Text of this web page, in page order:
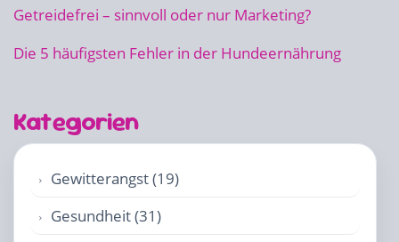
Getreidefrei – sinnvoll oder nur Marketing?
Die 5 häufigsten Fehler in der Hundeernährung
Kategorien
Gewitterangst (19)
Gesundheit (31)